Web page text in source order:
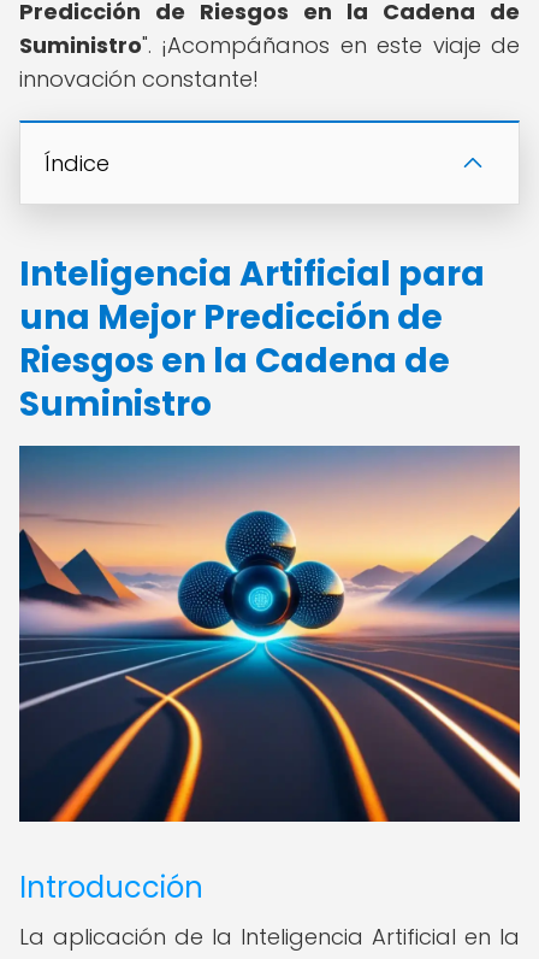
Predicción de Riesgos en la Cadena de
Suministro". ¡Acompáñanos en este viaje de
innovación constante!
Índice
Inteligencia Artificial para
una Mejor Predicción de
Riesgos en la Cadena de
Suministro
Introducción
La aplicación de la Inteligencia Artificial en la